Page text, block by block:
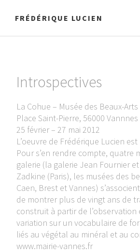
FRÉDÉRIQUE LUCIEN
Introspectives
La Cohue – Musée des Beaux-Arts
Place Saint-Pierre, 56000 Vannnes
25 février – 27 mai 2012
L’oeuvre de Frédérique Lucien
Pour s’en rendre compte, quatre
galerie (la galerie Jean Fournier
Zadkine (Paris), les musées des
Caen, Brest et Vannes)
de montrer plus de vingt ans de
construit à partir de l’observation
variation sur un vocabulaire de
liés au végétal au minéral et au
www.mairie-vannes.fr